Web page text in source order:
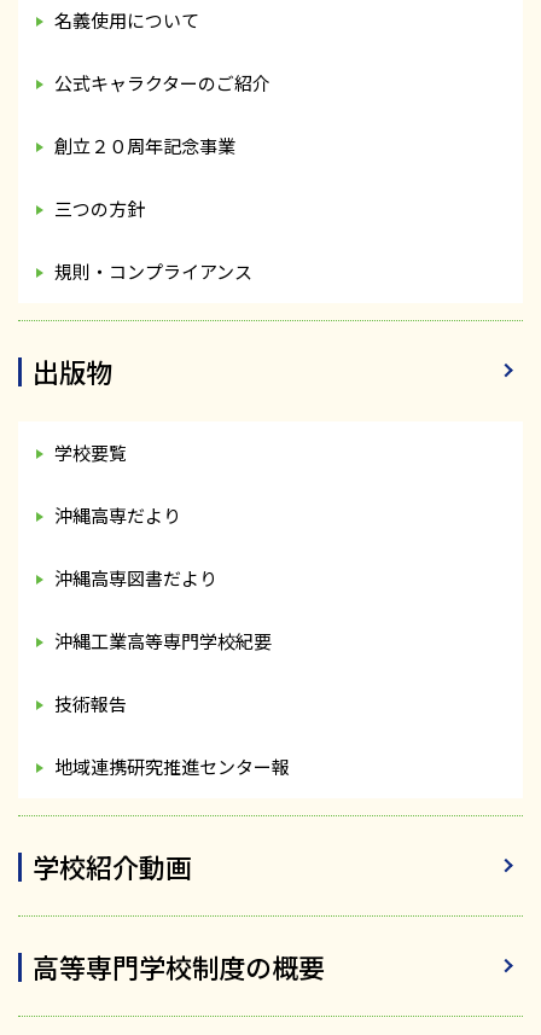
名義使用について
公式キャラクターのご紹介
創立２０周年記念事業
三つの方針
規則・コンプライアンス
出版物
学校要覧
沖縄高専だより
沖縄高専図書だより
沖縄工業高等専門学校紀要
技術報告
地域連携研究推進センター報
学校紹介動画
高等専門学校制度の概要